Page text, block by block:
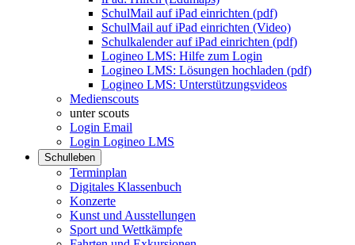
SchulMail auf iPad einrichten (pdf)
SchulMail auf iPad einrichten (Video)
Schulkalender auf iPad einrichten (pdf)
Logineo LMS: Hilfe zum Login
Logineo LMS: Lösungen hochladen (pdf)
Logineo LMS: Unterstützungsvideos
Medienscouts
unter scouts
Login Email
Login Logineo LMS
Schulleben
Terminplan
Digitales Klassenbuch
Konzerte
Kunst und Ausstellungen
Sport und Wettkämpfe